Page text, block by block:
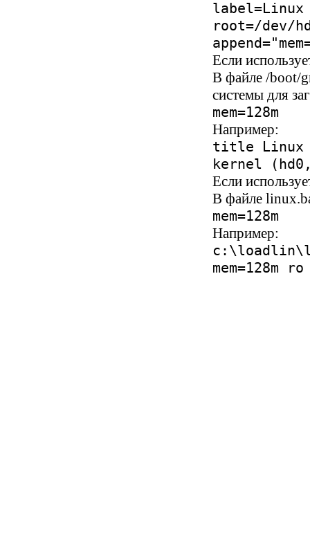
label=Linux
root=/dev/
Если
В файле /boot/
системы для
mem=128m
Например:
title Linux
kernel
Если
В файле
mem=128m
Например:
mem=128m